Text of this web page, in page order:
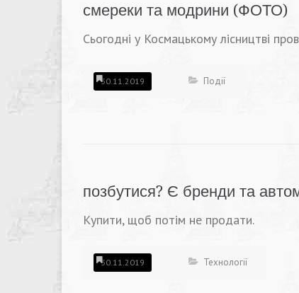
смереки та модрини (ФОТО)
Сьогодні у Космацькому лісництві
30.11.2019 Події
позбутися? Є бренди та
Купити, щоб потім не продати.
30.11.2019 Технології